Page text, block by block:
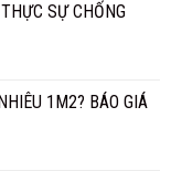
THỰC SỰ CHỐNG
1M2? BÁO GIÁ